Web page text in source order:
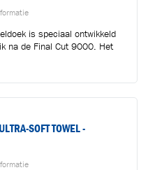
is speciaal ontwikkeld
na de Final Cut 9000. Het
SOFT TOWEL -